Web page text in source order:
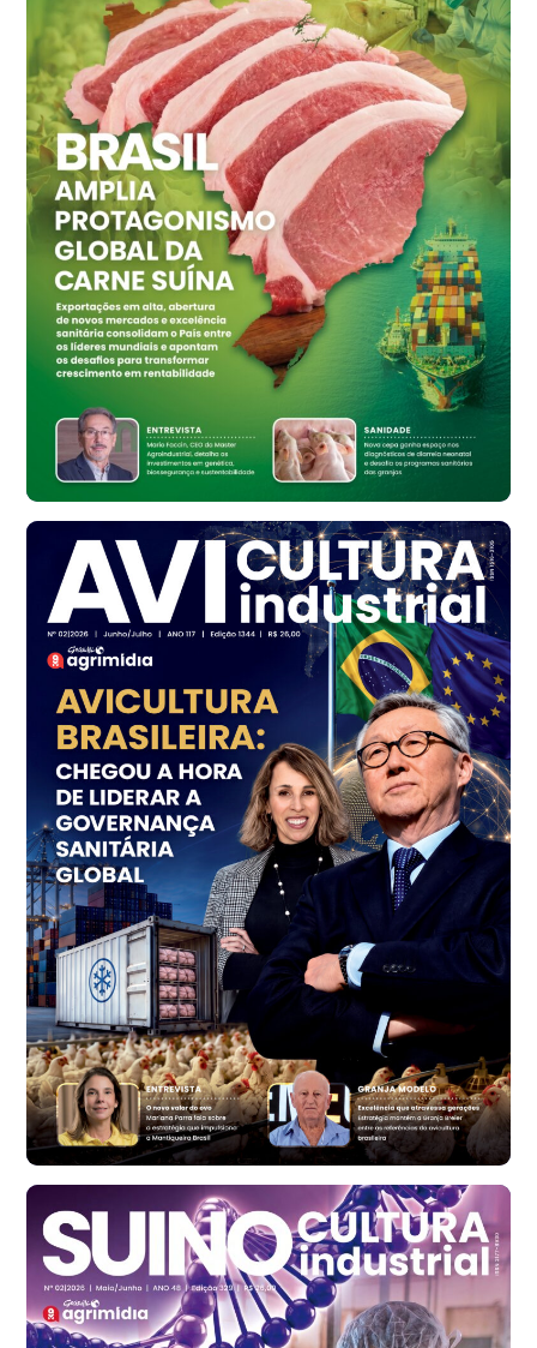
Ovo Vermelho - Regional
Grande São Paulo (SP)
R$ 155,59
cx
Ovo Vermelho - Regional
Vermelho
R$ 159,31
cx
Ovo Branco - Regional
Bastos (SP)
R$ 134,42
cx
Ovo Vermelho - Regional
Bastos (SP)
R$ 148,56
cx
Frango - Indicador
R$ 7,16
kg
Frango - Indicador
R$ 7,18
Trigo Atacado - Regional
PR
R$ 1.414,46
t
Trigo Atacado - Regional
RS
R$ 1.314,61
t
Ovo Vermelho - Regional
Vermelho
R$ 171,61
cx
Ovo Branco - Regional
R$ 140,74
cx
Ovo Branco - Regional
Recife (PE)
R$ 147,74